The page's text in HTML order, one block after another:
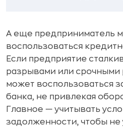
А еще предприниматель
воспользоваться
Если предприятие
разрывами или срочными
может воспользоваться
банка, не привлекая
Главное — учитывать
задолженности, чтобы не